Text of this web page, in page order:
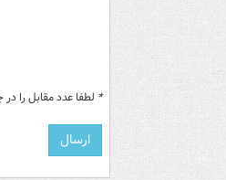
* لطفا عدد مقابل را در